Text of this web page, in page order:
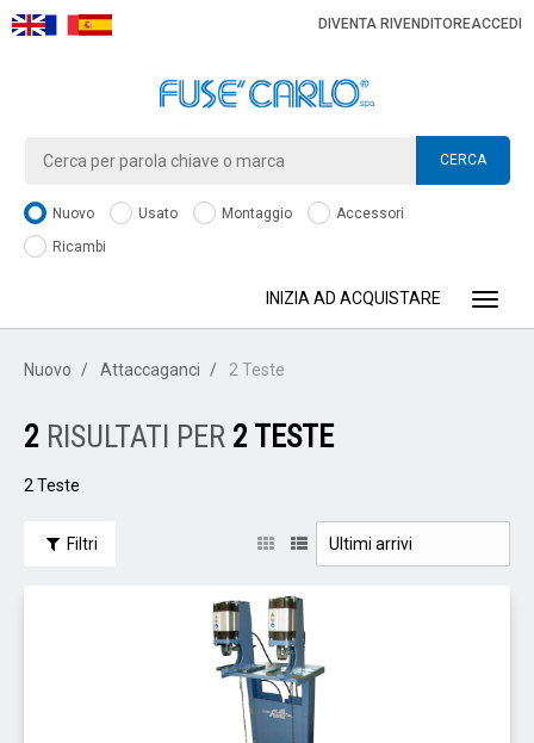
DIVENTA RIVENDITOREACCEDI
CERCA
Nuovo Usato Montaggio
Accessori
Ricambi
INIZIA AD ACQUISTARE
Nuovo Attaccaganci 2 Teste
2 RISULTATI PER 2 TESTE
2 Teste
Filtri